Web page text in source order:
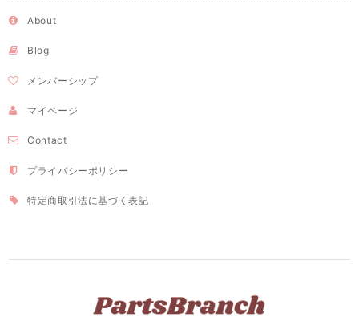
About
Blog
メンバーシップ
マイページ
Contact
プライバシーポリシー
特定商取引法に基づく表記